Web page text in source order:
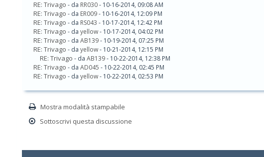
RE: Trivago - da RR030- 10-16-2014, 09:08 AM
RE: Trivago - da ER009- 10-16-2014, 12:09 PM
RE: Trivago - da RS043 - 10-17-2014, 12:42 PM
RE: Trivago - da yellow- 10-17-2014, 04:02 PM
RE: Trivago - da AB139- 10-19-2014, 07:25 PM
RE: Trivago - da yellow- 10-21-2014, 12:15 PM
RE: Trivago - da AB139- 10-22-2014, 12:38 PM
RE: Trivago - da AD045 - 10-22-2014, 02:45 PM
RE: Trivago - da yellow- 10-22-2014, 02:53 PM
Mostra modalità stampabile
Sottoscrivi questa discussione